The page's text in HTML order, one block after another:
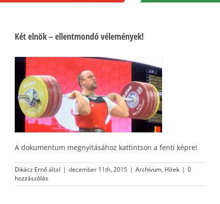
Két elnök – ellentmondó vélemények!
A dokumentum megnyitásához kattintson a fenti képre!
Dikácz Ernőáltal | december 11th, 2015 | Archívum, Hírek | 0
hozzászólás